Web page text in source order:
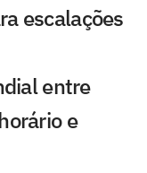
escalações
entre
e